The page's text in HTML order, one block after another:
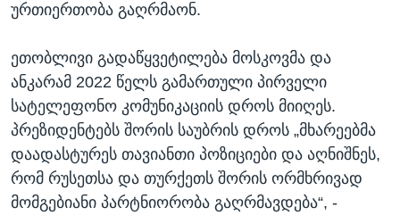
ურთიერთობა გაღრმაონ.
ეთობლივი გადაწყვეტილება მოსკოვმა და
ანკარამ 2022 წელს გამართული პირველი
სატელეფონო კომუნიკაციის დროს მიიღეს.
პრეზიდენტებს შორის საუბრის დროს „მხარეებმა
დაადასტურეს თავიანთი პოზიციები და აღნიშნეს,
რომ რუსეთსა და თურქეთს შორის ორმხრივად
მომგებიანი პარტნიორობა გაღრმავდება“, -